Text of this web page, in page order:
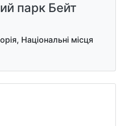
парк Бейт
Національні місця